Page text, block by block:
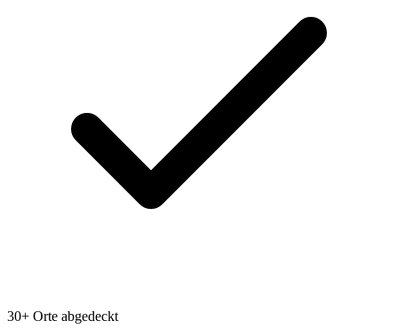
30+ Orte abgedeckt